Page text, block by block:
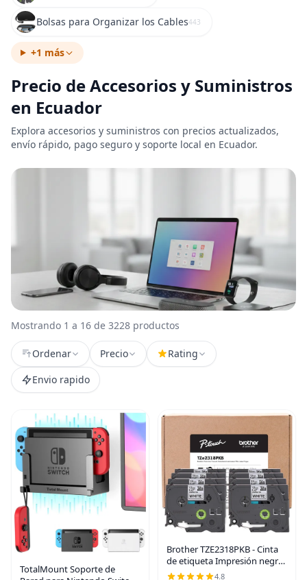
Bolsas para Organizar los Cables443
+1 más
Precio de Accesorios y Suministros
en Ecuador
Explora accesorios y suministros con precios actualizados,
envío rápido, pago seguro y soporte local en Ecuador.
Mostrando 1 a 16 de 3228 productos
Ordenar Precio
Rating
Envio rapido
TotalMount Soporte de
Brother TZE2318PKB - Cinta
de etiqueta Impresión negra
sobre blanco4.8